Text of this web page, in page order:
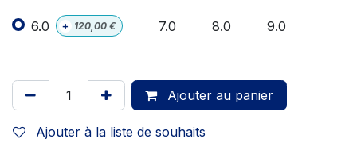
6.0 + 120,00 € 7.0 8.0 9.0
Ajouter au panier
Ajouter à la liste de souhaits